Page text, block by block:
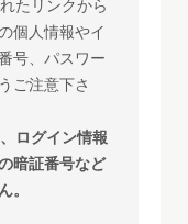
たリンクから
個人情報やイ
号、パスワー
ご注意下さ
ログイン情報
暗証番号など
。